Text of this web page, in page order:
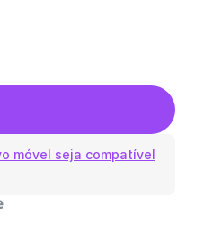
móvel seja compatível